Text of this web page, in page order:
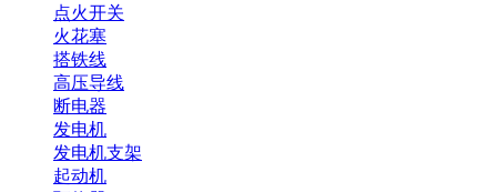
点火开关
火花塞
搭铁线
高压导线
断电器
发电机
发电机支架
起动机